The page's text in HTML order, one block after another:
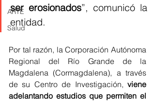
ARTE
Salud
ser erosionados”, comunicó la
entidad.
Por tal razón, la Corporación Autónoma
Regional del Río Grande de la
Magdalena (Cormagdalena), a través
de su Centro de Investigación, viene
adelantando estudios que permiten el